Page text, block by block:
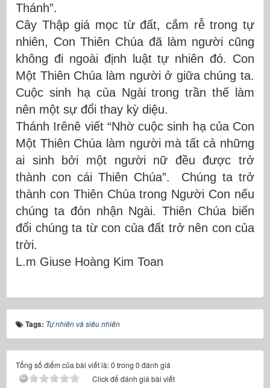
Thánh”.
Cây Thập giá mọc từ đất, cắm rễ trong tự
nhiên, Con Thiên Chúa đã làm người cũng
không đi ngoài định luật tự nhiên đó. Con
Một Thiên Chúa làm người ở giữa chúng ta.
Cuộc sinh hạ của Ngài trong trần thế làm
nên một sự đổi thay kỳ diệu.
Thánh Irênê viết “Nhờ cuộc sinh hạ của Con
Một Thiên Chúa làm người mà tất cả những
ai sinh bởi một người nữ đều được trở
thành con cái Thiên Chúa”. Chúng ta trở
thành con Thiên Chúa trong Người Con nếu
chúng ta đón nhận Ngài. Thiên Chúa biến
đổi chúng ta từ con của đất trở nên con của
trời.
L.m Giuse Hoàng Kim Toan
Tags: Tự nhiên và siêu nhiên
Tổng số điểm của bài viết là: 0 trong 0 đánh giá
Click để đánh giá bài viết